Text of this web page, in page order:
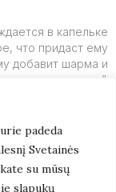
padeda
Svetainės
su mūsų
slapukų
в капельке
что придаст ему
добавит шарма и
очарования”.
Подробнее